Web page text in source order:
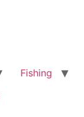
Fishing